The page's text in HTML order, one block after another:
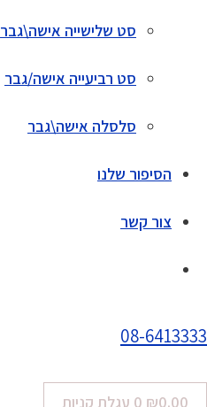
סט שלישייה אישה\גבר
סט רביעייה אישה/גבר
סלסלה אישה\גבר
הסיפור שלנו
צור קשר
08-6413333
₪0.00
0 עגלת קניות